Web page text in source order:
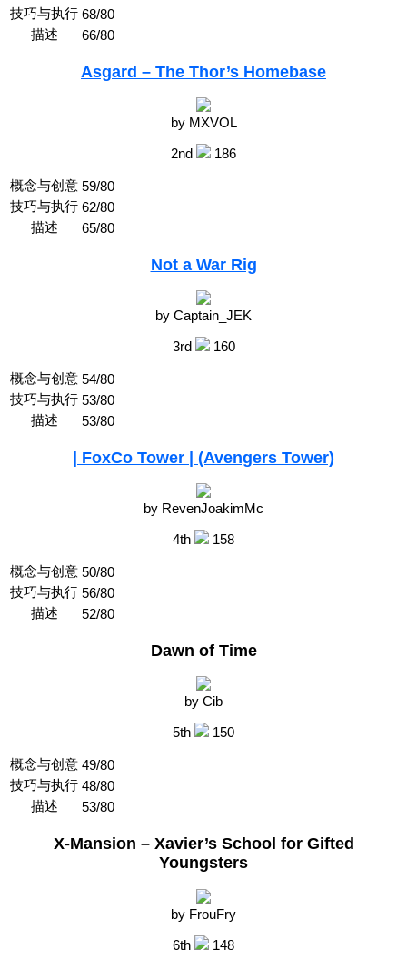
技巧与执行 68/80
描述
66/80
Asgard – The Thor’s Homebase
by MXVOL
2nd
186
概念与创意 59/80
技巧与执行 62/80
描述
65/80
Not a War Rig
by Captain_JEK
3rd
160
概念与创意 54/80
技巧与执行 53/80
描述
53/80
| FoxCo Tower | (Avengers Tower)
by RevenJoakimMc
4th
158
概念与创意 50/80
技巧与执行 56/80
描述
52/80
Dawn of Time
by Cib
5th
150
概念与创意 49/80
技巧与执行 48/80
描述
53/80
X-Mansion – Xavier’s School for Gifted
Youngsters
by FrouFry
6th
148